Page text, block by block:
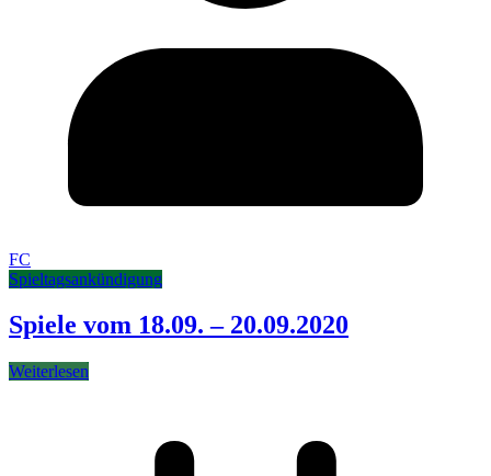
FC
Spieltagsankündigung
Spiele vom 18.09. – 20.09.2020
Weiterlesen